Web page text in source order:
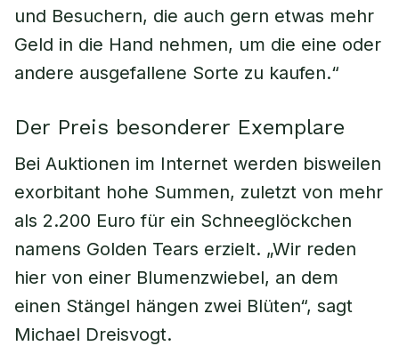
und Besuchern, die auch gern etwas mehr
Geld in die Hand nehmen, um die eine oder
andere ausgefallene Sorte zu kaufen.“
Der Preis besonderer Exemplare
Bei Auktionen im Internet werden bisweilen
exorbitant hohe Summen, zuletzt von mehr
als 2.200 Euro für ein Schneeglöckchen
namens Golden Tears erzielt. „Wir reden
hier von einer Blumenzwiebel, an dem
einen Stängel hängen zwei Blüten“, sagt
Michael Dreisvogt.